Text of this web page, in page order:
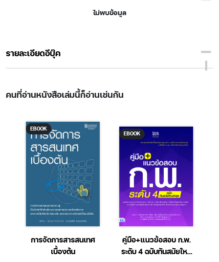
ไม่พบข้อมูล
รายละเอียดอีบุ๊ค
คนที่อ่านหนังสือเล่มนี้ก็อ่านเช่นกัน
EBOOK
การจัดการสารสนเทศ
เบื้องต้น
EBOOK
คู่มือ+แนวข้อสอบ ก.พ.
ระดับ 4 ฉบับทันสมัยใหม่